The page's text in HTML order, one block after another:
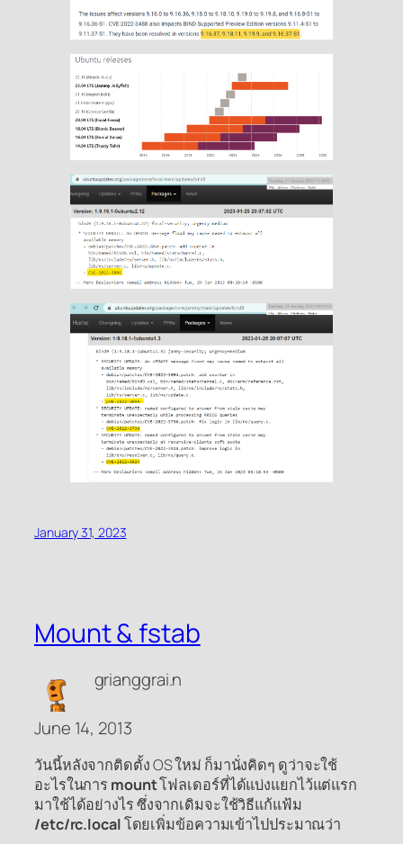
January 31, 2023
Mount & fstab
grianggrai.n
June 14, 2013
วันนี้หลังจากติดตั้ง OS ใหม่ ก็มานั่งคิดๆ ดูว่าจะใช้
อะไรในการ mountโฟลเดอร์ที่ได้แบ่งแยกไว้แต่แรก
มาใช้ได้อย่างไร ซึ่งจากเดิมจะใช้วิธีแก้แฟ้ม
/etc/rc.localโดยเพิ่มข้อความเข้าไปประมาณว่า